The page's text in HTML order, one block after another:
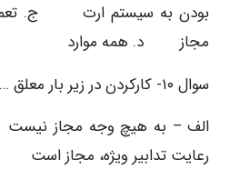
بودن به سیستم ارت ج.
مجاز د. همه موارد
سوال ۱۰- کارکردن در زیر بار معلق …………. ؟
الف – به هیچ وجه
رعایت تدابیر ویژه، مجاز است